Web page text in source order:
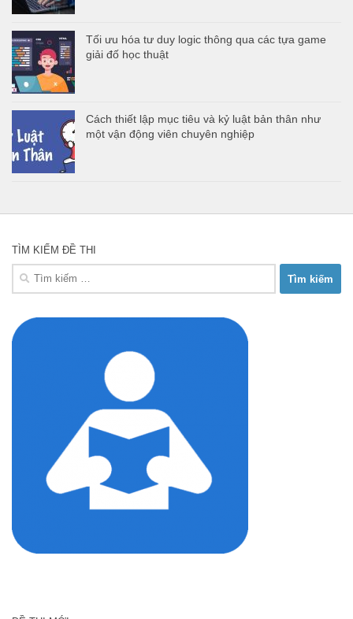
Tối ưu hóa tư duy logic thông qua các tựa game
giải đố học thuật
Cách thiết lập mục tiêu và kỷ luật bản thân như
một vận động viên chuyên nghiệp
TÌM KIẾM ĐỀ THI
Tìm
kiếm